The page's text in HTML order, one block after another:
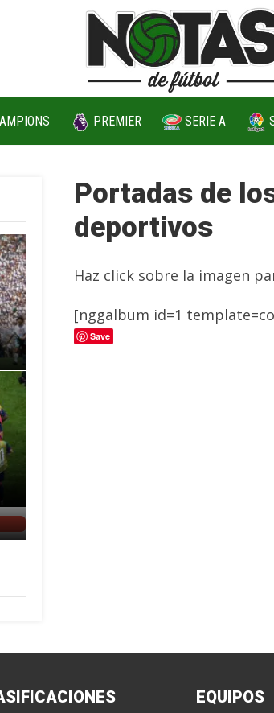
PREMIER SERIE A
Portadas de
deportivos
Haz click sobre la imagen
[nggalbum id=1
Save
EQUIPOS